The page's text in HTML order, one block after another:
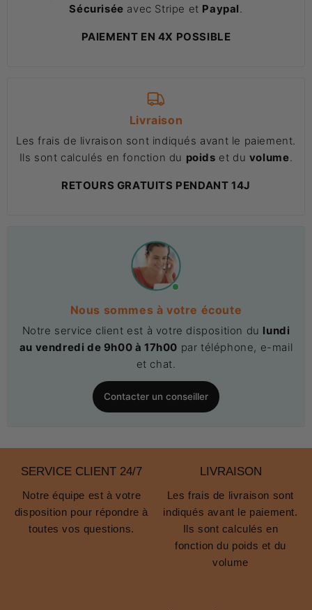
Sécurisée avec Stripe et Paypal.
PAIEMENT EN 4X POSSIBLE
Livraison
Les frais de livraison sont indiqués avant le paiement.
Ils sont calculés en fonction du poids et du volume.
RETOURS GRATUITS PENDANT 14J
Nous sommes à votre écoute
Notre service client est à votre disposition du lundi
au vendredi de 9h00 à 17h00 par téléphone, e-mail
et chat.
Contacter un conseiller
SERVICE CLIENT 24/7
Notre équipe est à votre
disposition pour répondre à
toutes vos questions.
LIVRAISON
Les frais de livraison sont
indiqués avant le paiement.
Ils sont calculés en
fonction du poids et du
volume